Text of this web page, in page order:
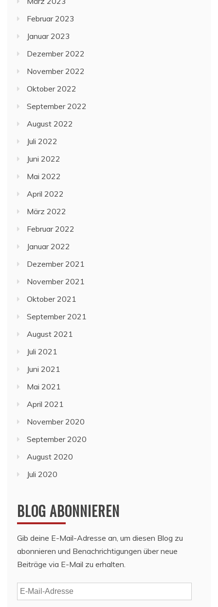
Februar 2023
Januar 2023
Dezember 2022
November 2022
Oktober 2022
September 2022
August 2022
Juli 2022
Juni 2022
Mai 2022
April 2022
März 2022
Februar 2022
Januar 2022
Dezember 2021
November 2021
Oktober 2021
September 2021
August 2021
Juli 2021
Juni 2021
Mai 2021
April 2021
November 2020
September 2020
August 2020
Juli 2020
BLOG ABONNIEREN
Gib deine E-Mail-Adresse an, um diesen Blog zu
abonnieren und Benachrichtigungen über neue
Beiträge via E-Mail zu erhalten.
E-
Mail-